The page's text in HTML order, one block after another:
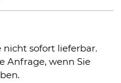
nicht sofort lieferbar.
Anfrage, wenn Sie